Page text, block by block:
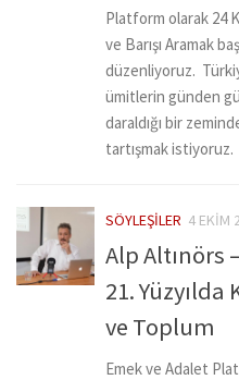
Platform olarak 24
ve Barışı Aramak
düzenliyoruz.
ümitlerin günden
daraldığı bir
tartışmak istiyoruz.
SÖYLEŞILER 4 EKIM
Alp Altınörs
21.
ve Toplum
Emek ve Adalet